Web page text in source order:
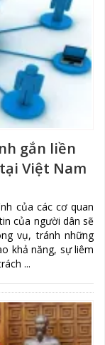
gắn liền
Việt Nam
của các cơ quan
của người dân sẽ
vụ, tránh những
khả năng, sự liêm
...